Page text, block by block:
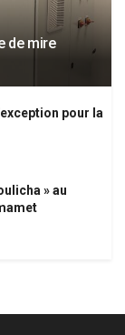
de mire
pour la
» au